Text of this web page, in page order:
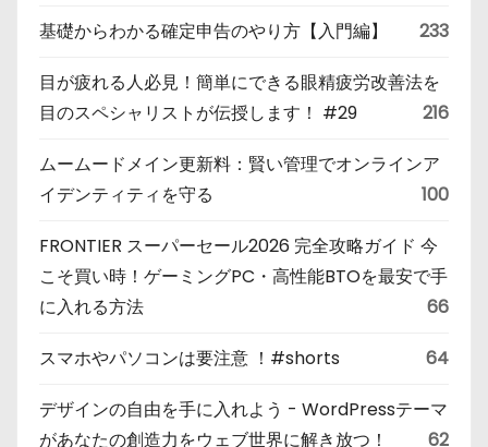
基礎からわかる確定申告のやり方【入門編】 233
目が疲れる人必見！簡単にできる眼精疲労改善法を
目のスペシャリストが伝授します！ #29
216
ムームードメイン更新料：賢い管理でオンラインア
イデンティティを守る
100
FRONTIER スーパーセール2026 完全攻略ガイド 今
こそ買い時！ゲーミングPC・高性能BTOを最安で手
に入れる方法
66
スマホやパソコンは要注意 ！#shorts 64
デザインの自由を手に入れよう - WordPressテーマ
があなたの創造力をウェブ世界に解き放つ！
62